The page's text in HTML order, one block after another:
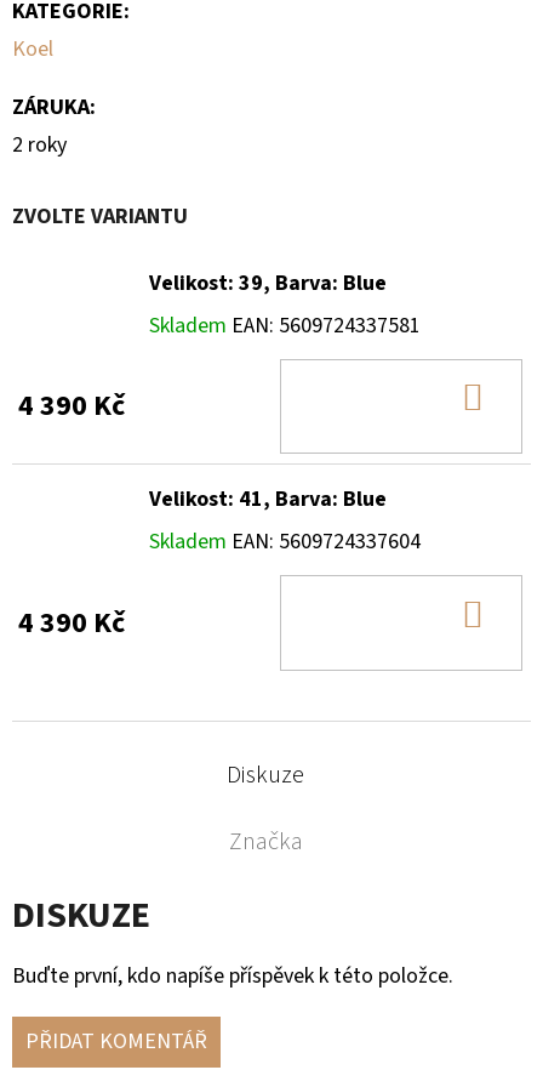
KATEGORIE:
Koel
ZÁRUKA:
2 roky
ZVOLTE VARIANTU
Velikost: 39, Barva: Blue
Skladem EAN: 5609724337581
4 390 Kč
Velikost: 41, Barva: Blue
Skladem EAN: 5609724337604
4 390 Kč
Diskuze
Značka
DISKUZE
Buďte první, kdo napíše příspěvek k této položce.
PŘIDAT KOMENTÁŘ